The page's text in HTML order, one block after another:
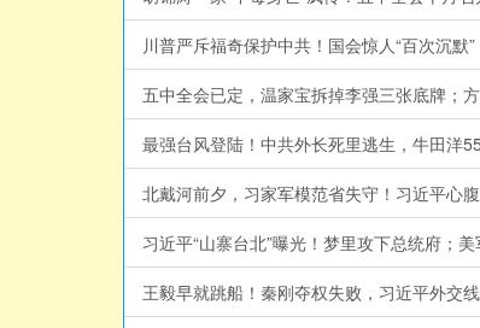
五中全会已定，温家宝拆掉李强三张底牌；
北戴河前夕，习家军模范省失守！习近平心
习近平“山寨台北”曝光！梦里攻下总统府；
王毅早就跳船！秦刚夺权失败，习近平外交